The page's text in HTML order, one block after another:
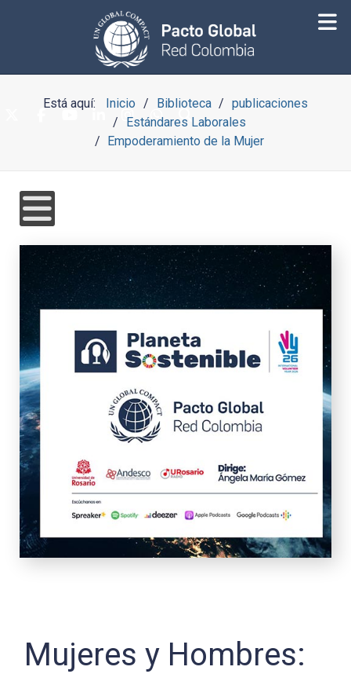
Está aquí: Inicio Biblioteca
publicaciones
Estándares Laborales
Empoderamiento de la Mujer
Mujeres y Hombres: